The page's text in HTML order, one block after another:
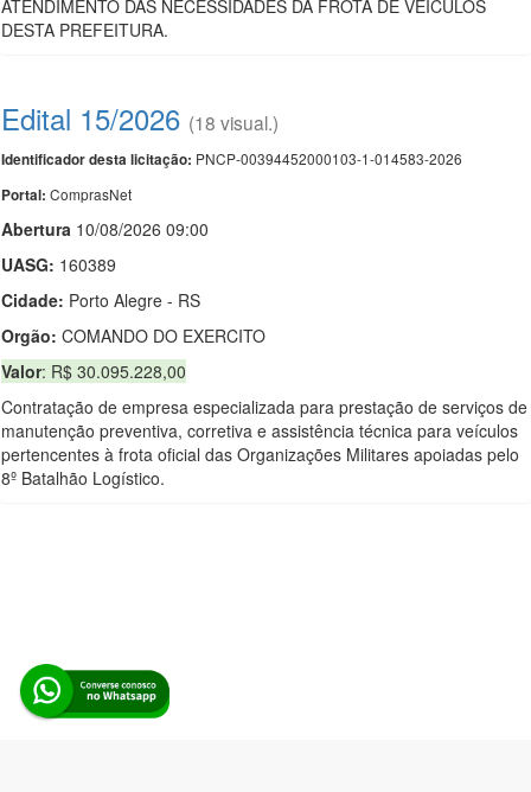
ATENDIMENTO DAS NECESSIDADES DA FROTA DE VEÍCULOS
DESTA PREFEITURA.
Edital 15/2026 (18 visual.)
Identificador desta licitação: PNCP-00394452000103-1-014583-2026
Portal: ComprasNet
Abertura 10/08/2026 09:00
UASG: 160389
Cidade: Porto Alegre - RS
Orgão: COMANDO DO EXERCITO
Valor: R$ 30.095.228,00
Contratação de empresa especializada para prestação de serviços de
manutenção preventiva, corretiva e assistência técnica para veículos
pertencentes à frota oficial das Organizações Militares apoiadas pelo
8º Batalhão Logístico.